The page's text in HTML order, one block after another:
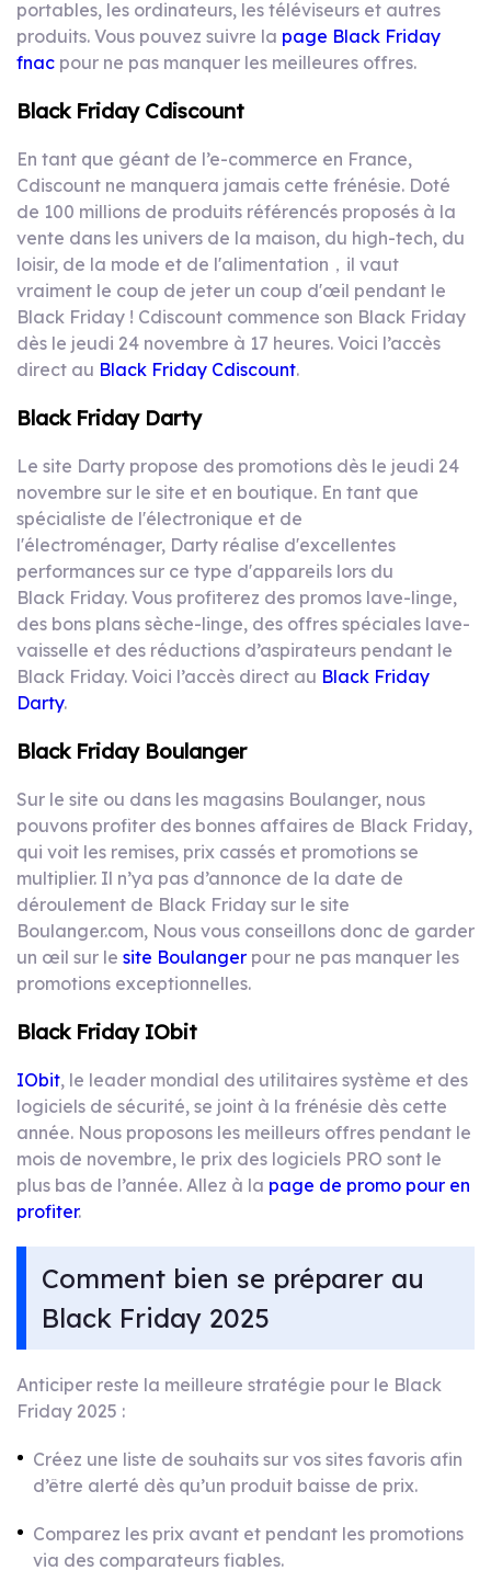
portables, les ordinateurs, les téléviseurs et autres
produits. Vous pouvez suivre la page Black Friday
fnac pour ne pas manquer les meilleures offres.
Black Friday Cdiscount
En tant que géant de l’e-commerce en France,
Cdiscount ne manquera jamais cette frénésie. Doté
de 100 millions de produits référencés proposés à la
vente dans les univers de la maison, du high-tech, du
loisir, de la mode et de l'alimentation，il vaut
vraiment le coup de jeter un coup d'œil pendant le
Black Friday ! Cdiscount commence son Black Friday
dès le jeudi 24 novembre à 17 heures. Voici l’accès
direct au Black Friday Cdiscount.
Black Friday Darty
Le site Darty propose des promotions dès le jeudi 24
novembre sur le site et en boutique. En tant que
spécialiste de l'électronique et de
l'électroménager, Darty réalise d'excellentes
performances sur ce type d'appareils lors du
Black Friday. Vous profiterez des promos lave-linge,
des bons plans sèche-linge, des offres spéciales lave-
vaisselle et des réductions d’aspirateurs pendant le
Black Friday. Voici l’accès direct au Black Friday
Darty.
Black Friday Boulanger
Sur le site ou dans les magasins Boulanger, nous
pouvons profiter des bonnes affaires de Black Friday,
qui voit les remises, prix cassés et promotions se
multiplier. Il n’ya pas d’annonce de la date de
déroulement de Black Friday sur le site
Boulanger.com, Nous vous conseillons donc de garder
un œil sur le site Boulanger pour ne pas manquer les
promotions exceptionnelles.
Black Friday IObit
IObit, le leader mondial des utilitaires système et des
logiciels de sécurité, se joint à la frénésie dès cette
année. Nous proposons les meilleurs offres pendant le
mois de novembre, le prix des logiciels PRO sont le
plus bas de l’année. Allez à la page de promo pour en
profiter.
Comment bien se préparer au
Black Friday 2025
Anticiper reste la meilleure stratégie pour le Black
Friday 2025 :
Créez une liste de souhaits sur vos sites favoris afin
d’être alerté dès qu’un produit baisse de prix.
Comparez les prix avant et pendant les promotions
via des comparateurs fiables.